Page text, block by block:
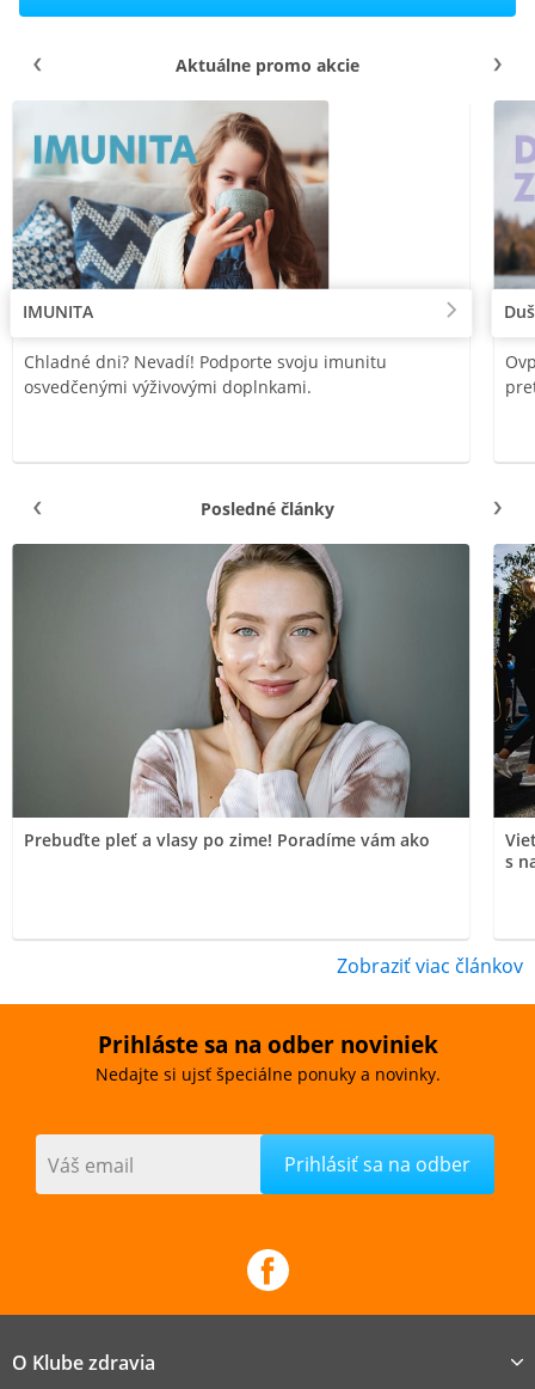
Aktuálne promo akcie
IMUNITA
Chladné dni? Nevadí! Podporte svoju imunitu
osvedčenými výživovými doplnkami.
Posledné články
Prebuďte pleť a vlasy po zime! Poradíme vám ako
s
Zobraziť viac článkov
Prihláste sa na odber noviniek
Nedajte si ujsť špeciálne ponuky a novinky.
Váš email
O Klube zdravia